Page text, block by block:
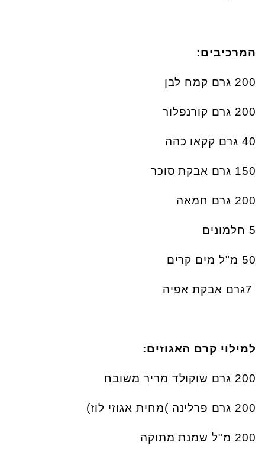
המרכיבים:
200 גרם קמח לבן
200 גרם קורנפלור
40גרם קקאו כהה
150 גרם אבקת סוכר
200 גרם חמאה
5 חלמונים
50 מ"ל מים קרים
7גרם אבקת אפיה
למילוי קרם האגוזים:
200 גרם שוקולד מריר משובח
200 גרם פרלינה )מחית אגוזי לוז(
200 מ"ל שמנת מתוקה